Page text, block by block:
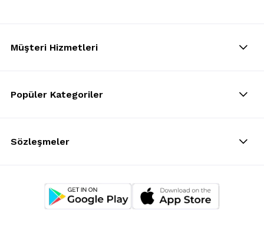
Müşteri Hizmetleri
Popüler Kategoriler
Sözleşmeler